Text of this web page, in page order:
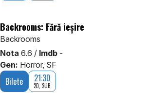
Backrooms: Fără ieșire
Backrooms
Nota 6.6 / Imdb -
Gen: Horror, SF
Bilete 21:30
2D, SUB